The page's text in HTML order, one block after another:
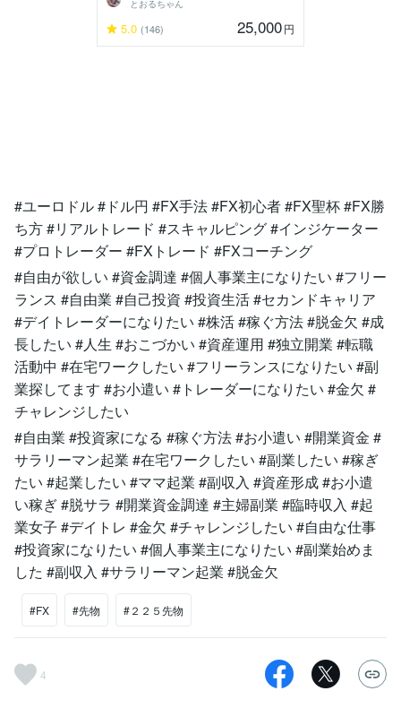
とおるちゃん
5.0 (146) 25,000円
#ユーロドル #ドル円 #FX手法 #FX初心者 #FX聖杯 #FX勝
ち方 #リアルトレード #スキャルピング #インジケーター
#プロトレーダー #FXトレード #FXコーチング
#自由が欲しい #資金調達 #個人事業主になりたい #フリー
ランス #自由業 #自己投資 #投資生活 #セカンドキャリア
#デイトレーダーになりたい #株活 #稼ぐ方法 #脱金欠 #成
長したい #人生 #おこづかい #資産運用 #独立開業 #転職
活動中 #在宅ワークしたい #フリーランスになりたい #副
業探してます #お小遣い #トレーダーになりたい #金欠 #
チャレンジしたい
#自由業 #投資家になる #稼ぐ方法 #お小遣い #開業資金 #
サラリーマン起業 #在宅ワークしたい #副業したい #稼ぎ
たい #起業したい #ママ起業 #副収入 #資産形成 #お小遣
い稼ぎ #脱サラ #開業資金調達 #主婦副業 #臨時収入 #起
業女子 #デイトレ #金欠 #チャレンジしたい #自由な仕事
#投資家になりたい #個人事業主になりたい #副業始めま
した #副収入 #サラリーマン起業 #脱金欠
#FX #先物 #２２５先物
4